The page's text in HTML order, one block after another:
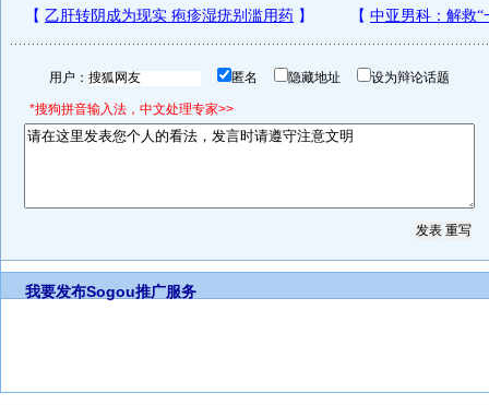
用户： 匿名 隐藏地址 设为辩论话题
*搜狗拼音输入法，中文处理专家>>
我要发布Sogou推广服务